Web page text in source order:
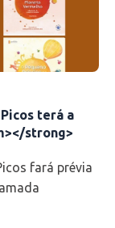
terá a
strong>